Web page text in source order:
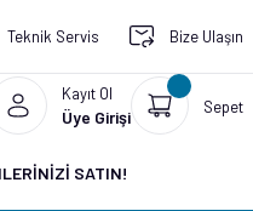
Teknik Servis Bize Ulaşın
Kayıt Ol
Üye Girişi Sepet
SATIN!